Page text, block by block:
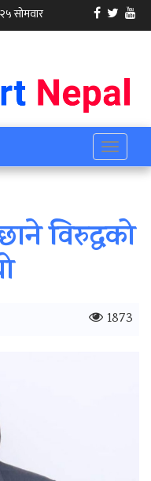
Toggle
विरुद्धको
1873